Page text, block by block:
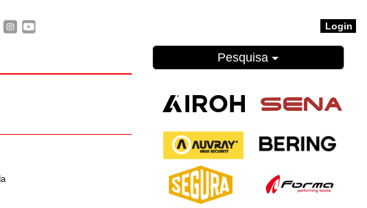
Login
Pesquisa